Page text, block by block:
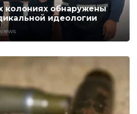
колониях обнаружены
идеологии